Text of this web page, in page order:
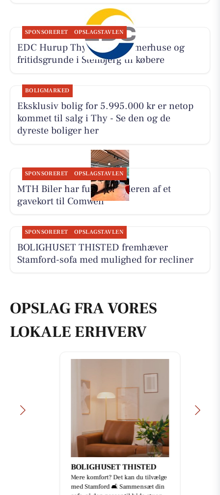
SPONSORERET OPSLAGSTAVLEN
EDC Hurup Thy søger sommerhuse og
fritidsgrunde i Stenbjerg til købere
BOLIGMARKED
Eksklusiv bolig for 5.995.000 kr er netop
kommet til salg i Thy - Se den og de
dyreste boliger her
SPONSORERET OPSLAGSTAVLEN
MTH Biler har fundet vinderen af et
gavekort til Comwell
SPONSORERET OPSLAGSTAVLEN
BOLIGHUSET THISTED fremhæver
Stamford-sofa med mulighed for recliner
OPSLAG FRA VORES
LOKALE ERHVERV
BOLIGHUSET THISTED
Mere komfort? Det kan du tilvælge
med Stamford 🛋️ Sammensæt din